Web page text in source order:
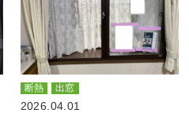
断熱 出窓
2026.04.01